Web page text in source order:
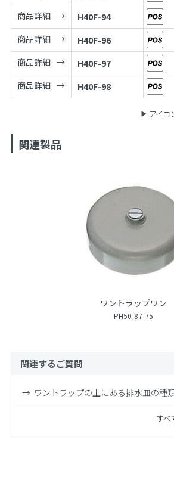
商品詳細
H40F-94
商品詳細
H40F-96
商品詳細
H40F-97
商品詳細
H40F-98
アイコ
関連製品
ワントラップワン
PH50-87-75
関連するご質問
ワントラップの上にある排水皿の種
すべ